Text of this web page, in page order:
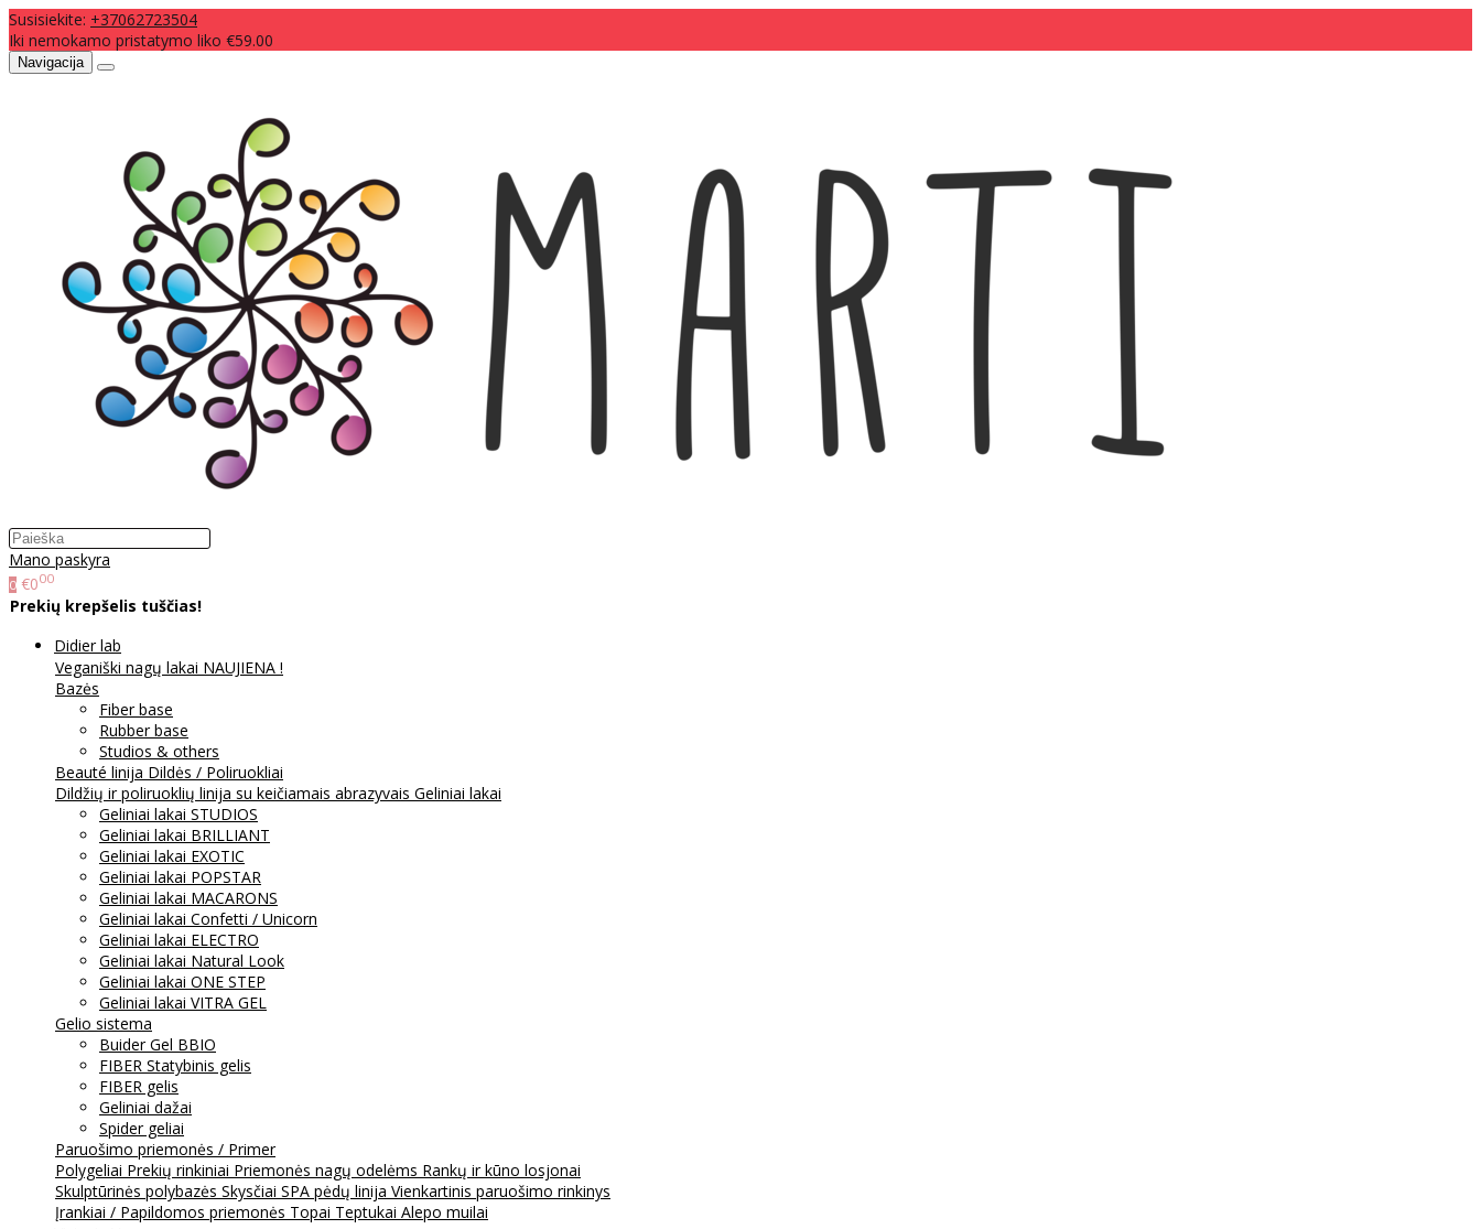
Susisiekite: +37062723504
Iki nemokamo pristatymo liko €59.00
Navigacija
Mano paskyra
0 €000
Prekių krepšelis tuščias!
Didier lab
Veganiški nagų lakai NAUJIENA !
Bazės
Fiber base
Rubber base
Studios & others
Beauté linija Dildės / Poliruokliai
Dildžių ir poliruoklių linija su keičiamais abrazyvais Geliniai lakai
Geliniai lakai STUDIOS
Geliniai lakai BRILLIANT
Geliniai lakai EXOTIC
Geliniai lakai POPSTAR
Geliniai lakai MACARONS
Geliniai lakai Confetti / Unicorn
Geliniai lakai ELECTRO
Geliniai lakai Natural Look
Geliniai lakai ONE STEP
Geliniai lakai VITRA GEL
Gelio sistema
Buider Gel BBIO
FIBER Statybinis gelis
FIBER gelis
Geliniai dažai
Spider geliai
Paruošimo priemonės / Primer
Polygeliai Prekių rinkiniai Priemonės nagų odelėms Rankų ir kūno losjonai
Skulptūrinės polybazės Skysčiai SPA pėdų linija Vienkartinis paruošimo rinkinys
Įrankiai / Papildomos priemonės Topai Teptukai Alepo muilai